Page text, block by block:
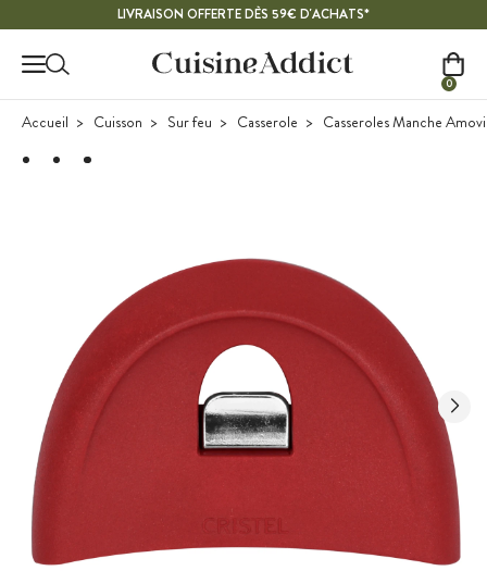
LIVRAISON OFFERTE DÈS 59€ D'ACHATS*
0
Accueil Cuisson Sur feu Casserole Casseroles Manche